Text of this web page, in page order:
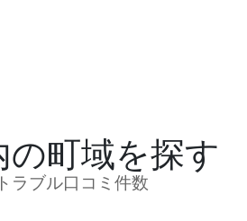
の町域を探す
ラブル口コミ件数